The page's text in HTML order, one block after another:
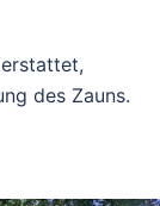
des Zauns.